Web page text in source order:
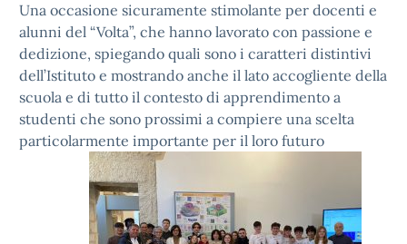
Una occasione sicuramente stimolante per docenti e
alunni del “Volta”, che hanno lavorato con passione e
dedizione, spiegando quali sono i caratteri distintivi
dell’Istituto e mostrando anche il lato accogliente della
scuola e di tutto il contesto di apprendimento a
studenti che sono prossimi a compiere una scelta
particolarmente importante per il loro futuro